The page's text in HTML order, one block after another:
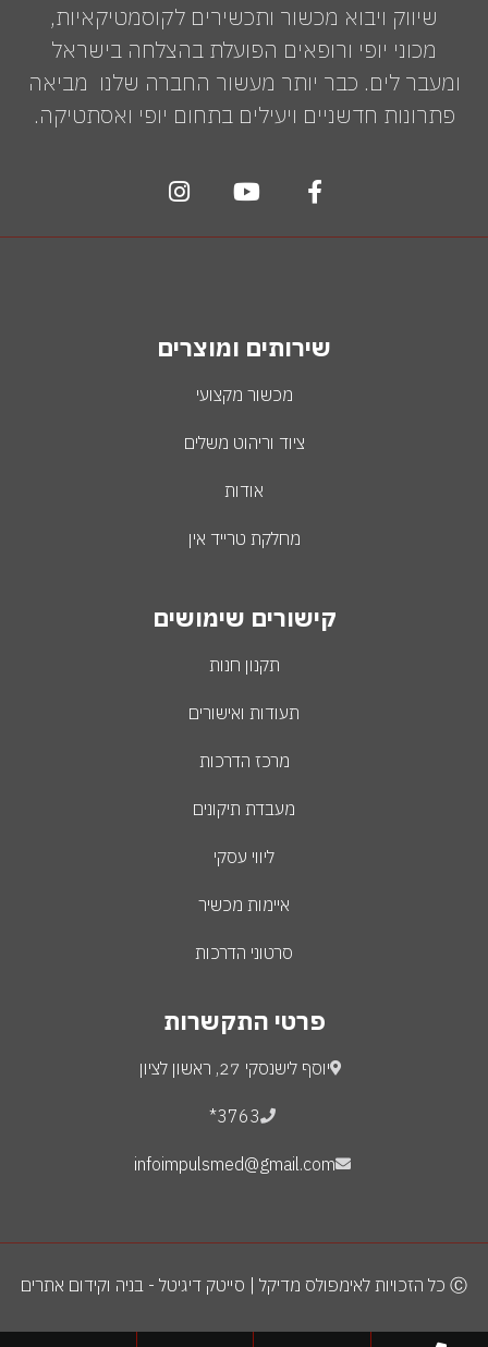
שיווק ויבוא מכשור ותכשירים לקוסמטיקאיות,
מכוני יופי ורופאים הפועלת בהצלחה בישראל
ומעבר לים. כבר יותר מעשור החברה שלנו מביאה
פתרונות חדשניים ויעילים בתחום יופי ואסתטיקה.
שירותים ומוצרים
מכשור מקצועי
ציוד וריהוט משלים
אודות
מחלקת טרייד אין
קישורים שימושים
תקנון חנות
תעודות ואישורים
מרכז הדרכות
מעבדת תיקונים
ליווי עסקי
איימות מכשיר
סרטוני הדרכות
פרטי התקשרות
יוסף לישנסקי 27, ראשון לציון
3763*
infoimpulsmed@gmail.com
Ⓒ כל הזכויות לאימפולס מדיקל | סייטק דיגיטל - בניה וקידום אתרים